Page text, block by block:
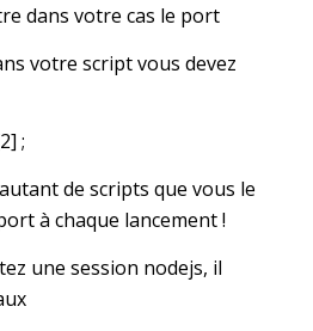
dans votre cas le port
votre script vous devez
;
de scripts que vous le
à chaque lancement !
une session nodejs, il